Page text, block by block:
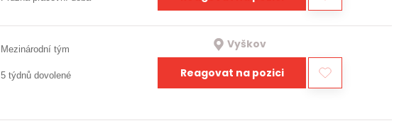
Mezinárodní tým
5 týdnů dovolené
Vyškov
Reagovat na pozici